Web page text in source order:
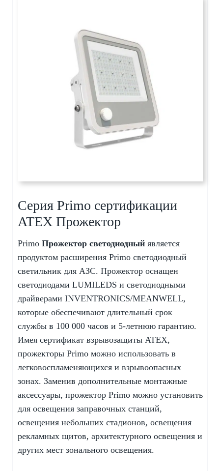
Серия Primo сертификации
ATEX Прожектор
Primo Прожектор светодиодныйявляется
продуктом расширения Primo светодиодный
светильник для АЗС. Прожектор оснащен
светодиодами LUMILEDS и светодиодными
драйверами INVENTRONICS/MEANWELL,
которые обеспечивают длительный срок
службы в 100 000 часов и 5-летнюю гарантию.
Имея сертификат взрывозащиты ATEX,
прожекторы Primo можно использовать в
легковоспламеняющихся и взрывоопасных
зонах. Заменив дополнительные монтажные
аксессуары, прожектор Primo можно установить
для освещения заправочных станций,
освещения небольших стадионов, освещения
рекламных щитов, архитектурного освещения и
других мест зонального освещения.